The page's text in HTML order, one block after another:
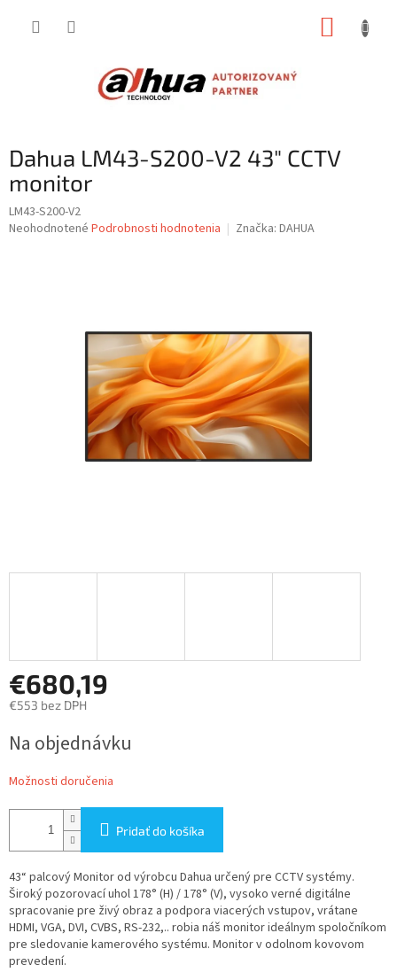
Dahua LM43-S200-V2 43" CCTV
monitor
LM43-S200-V2
Priemerné
Neohodnotené Podrobnosti hodnotenia Značka: DAHUA
€680,19
€553 bez DPH
cena:
Na objednávku
Možnosti doručenia
Pridať do košíka
43“ palcový Monitor od výrobcu Dahua určený pre CCTV systémy.
Široký pozorovací uhol 178° (H) / 178° (V), vysoko verné digitálne
spracovanie pre živý obraz a podpora viacerých vstupov, vrátane
HDMI, VGA, DVI, CVBS, RS-232,.. robia náš monitor ideálnym spoločníkom
pre sledovanie kamerového systému. Monitor v odolnom kovovom
prevedení.